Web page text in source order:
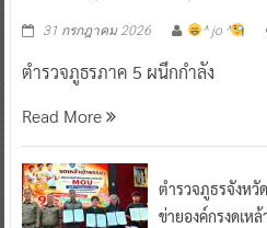
31 กรกฎาคม 2026 ^ jo ^
ตำรวจภูธรภาค 5 ผนึกกำลัง
Read More
ตำรวจภูธรจังหวั
ข่ายองค์กรงดเห